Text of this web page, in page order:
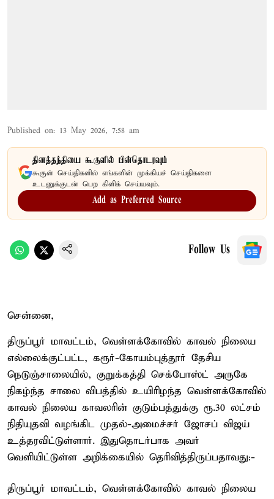
Published on: 13 May 2026, 7:58 am
தினத்தந்தியை கூகுளில் பின்தொடரவும்
கூகுள் செய்திகளில் எங்களின் முக்கியச் செய்திகளை
உடனுக்குடன் பெற கிளிக் செய்யவும்.
Add as Preferred Source
Follow Us
சென்னை,
திருப்பூர் மாவட்டம், வெள்ளக்கோவில் காவல் நிலைய
எல்லைக்குட்பட்ட, கரூர்-கோயம்புத்தூர் தேசிய
நெடுஞ்சாலையில், குறுக்கத்தி செக்போஸ்ட் அருகே
நிகழ்ந்த சாலை விபத்தில் உயிரிழந்த வெள்ளக்கோவில்
காவல் நிலைய காவலரின் குடும்பத்துக்கு ரூ.30 லட்சம்
நிதியுதவி வழங்கிட முதல்-அமைச்சர் ஜோசப் விஜய்
உத்தரவிட்டுள்ளார். இதுதொடர்பாக அவர்
வெளியிட்டுள்ள அறிக்கையில் தெரிவித்திருப்பதாவது:-
திருப்பூர் மாவட்டம், வெள்ளக்கோவில் காவல் நிலைய